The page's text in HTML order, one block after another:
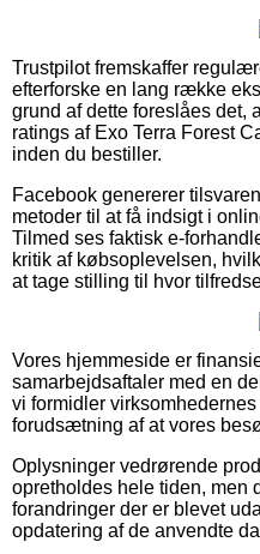
Trustpilot fremskaffer
efterforske en lang række
grund af dette foreslåes det,
ratings af Exo Terra Forest
inden du bestiller.
Facebook genererer
metoder til at få indsigt i
Tilmed ses faktisk e-
kritik af købsoplevelsen,
at tage stilling til hvor
Vores hjemmeside er
samarbejdsaftaler med en
vi formidler
forudsætning af at vores
Oplysninger vedrørende
opretholdes hele tiden, men
forandringer der er blevet
opdatering af de anvendte